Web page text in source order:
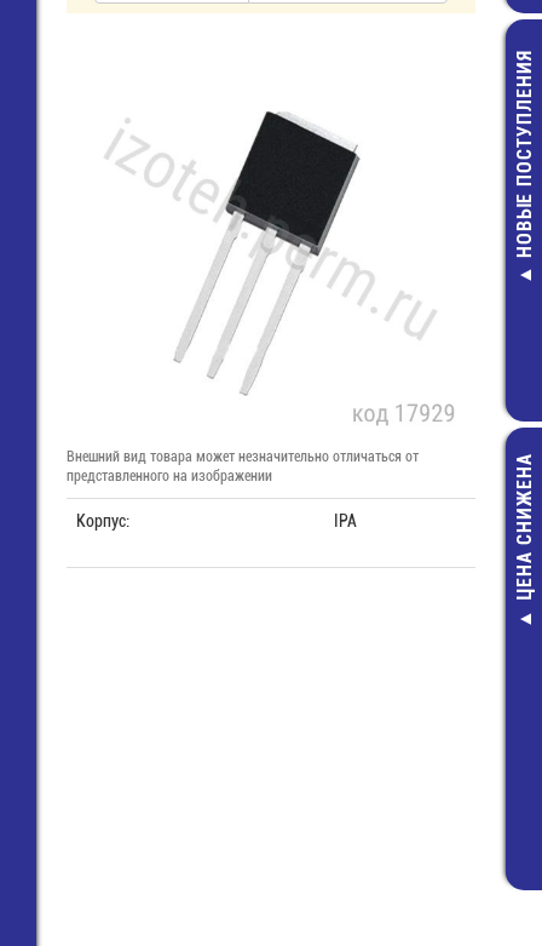
FSMD005-
НОВЫЕ ПОСТУПЛЕНИЯ
ЦЕНА СНИЖЕНА
Внешний вид товара может незначительно отличаться от
представленного на изображении
Корпус: IPA